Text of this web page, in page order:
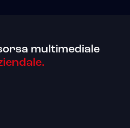
multimediale